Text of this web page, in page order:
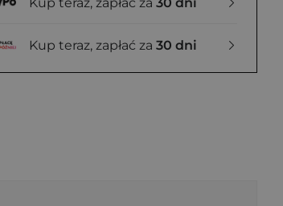
Kup teraz, zapłać za 30 dni